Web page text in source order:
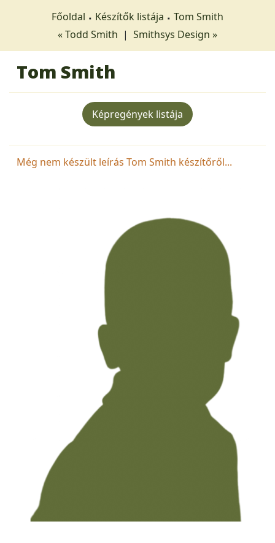
Főoldal Készítők listája
Tom Smith
« Todd Smith | Smithsys Design »
Tom Smith
Képregények listája
Még nem készült leírás Tom Smith készítőről...